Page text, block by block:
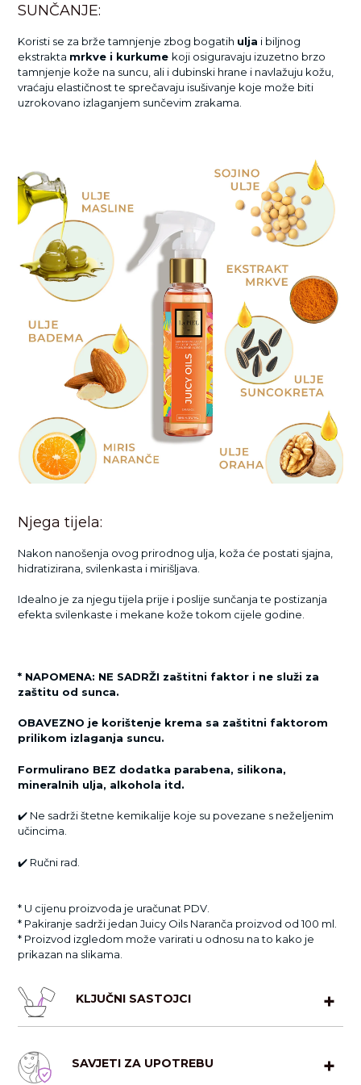
SUNČANJE:
Koristi se za brže tamnjenje zbog bogatih ulja i biljnog
ekstrakta mrkve i kurkume koji osiguravaju izuzetno brzo
tamnjenje kože na suncu, ali i dubinski hrane i navlažuju kožu,
vraćaju elastičnost te sprečavaju isušivanje koje može biti
uzrokovano izlaganjem sunčevim zrakama.
Njega tijela:
Nakon nanošenja ovog prirodnog ulja, koža će postati sjajna,
hidratizirana, svilenkasta i mirišljava.
Idealno je za njegu tijela prije i poslije sunčanja te postizanja
efekta svilenkaste i mekane kože tokom cijele godine.
* NAPOMENA: NE SADRŽI zaštitni faktor i ne služi za
zaštitu od sunca.
OBAVEZNO je korištenje krema sa zaštitni faktorom
prilikom izlaganja suncu.
Formulirano BEZ dodatka parabena, silikona,
mineralnih ulja, alkohola itd.
✔️ Ne sadrži štetne kemikalije koje su povezane s neželjenim
učincima.
✔️ Ručni rad.
* U cijenu proizvoda je uračunat PDV.
* Pakiranje sadrži jedan Juicy Oils Naranča proizvod od 100 ml.
* Proizvod izgledom može varirati u odnosu na to kako je
prikazan na slikama.
KLJUČNI SASTOJCI
Sadrži ulja (bademovo, orahovo i maslinovo ulje) te ekstrakt
mrkve i kurkume. Kožu posebno njeguje bademovo ulje u
SAVJETI ZA UPOTREBU